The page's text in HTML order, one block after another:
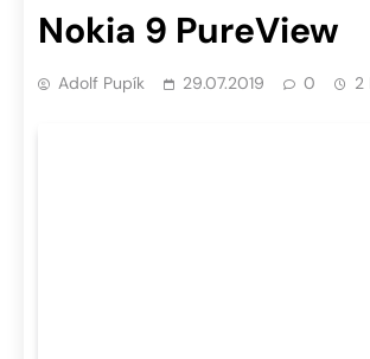
Nokia 9 PureView
Adolf Pupík 29.07.2019 0 2